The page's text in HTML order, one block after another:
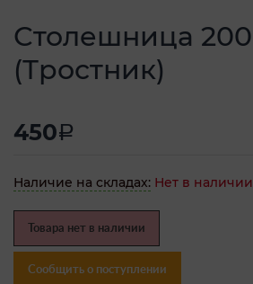
Столешница 200
(Тростник)
450a
Наличие на складах: Нет в наличии
Товара нет в наличии
Сообщить о поступлении